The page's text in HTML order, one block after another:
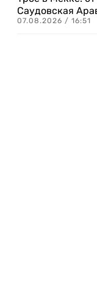
Саудовская
07.08.2026 / 16:51